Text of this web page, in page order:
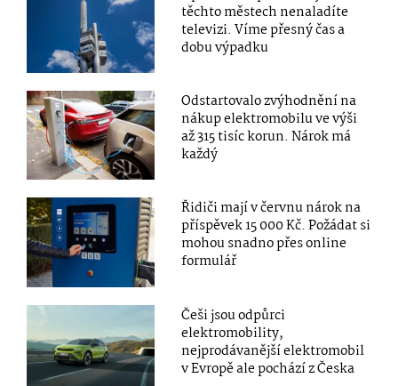
těchto městech nenaladíte
televizi. Víme přesný čas a
dobu výpadku
Odstartovalo zvýhodnění na
nákup elektromobilu ve výši
až 315 tisíc korun. Nárok má
každý
Řidiči mají v červnu nárok na
příspěvek 15 000 Kč. Požádat si
mohou snadno přes online
formulář
Češi jsou odpůrci
elektromobility,
nejprodávanější elektromobil
v Evropě ale pochází z Česka